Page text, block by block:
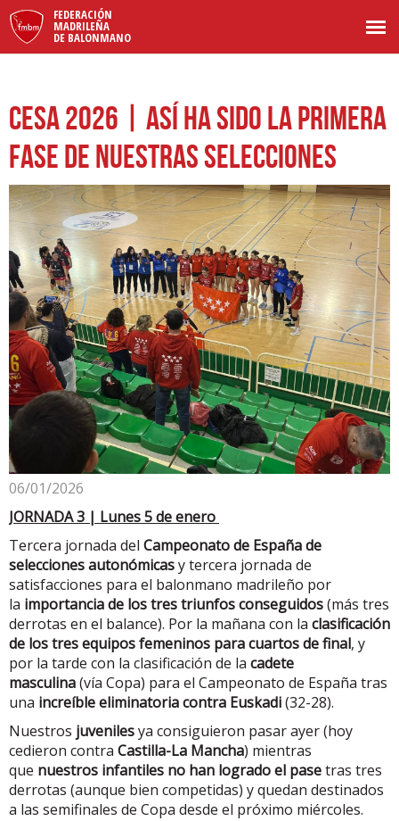
FEDERACIÓN
MADRILEÑA
DE BALONMANO
CESA 2026 | Así ha sido la primera
fase de nuestras selecciones
06/01/2026
JORNADA 3 | Lunes 5 de enero
Tercera jornada del Campeonato de España de
selecciones autonómicasy tercera jornada de
satisfacciones para el balonmano madrileño por
la importancia de los tres triunfos conseguidos(más tres
derrotas en el balance). Por la mañana con la clasificación
de los tres equipos femeninos para cuartos de final, y
por la tarde con la clasificación de la cadete
masculina(vía Copa) para el Campeonato de España tras
una increíble eliminatoria contra Euskadi(32-28).
Nuestros juvenilesya consiguieron pasar ayer (hoy
cedieron contra Castilla-La Mancha) mientras
que nuestros infantiles no han logrado el pasetras tres
derrotas (aunque bien competidas) y quedan destinados
a las semifinales de Copa desde el próximo miércoles.